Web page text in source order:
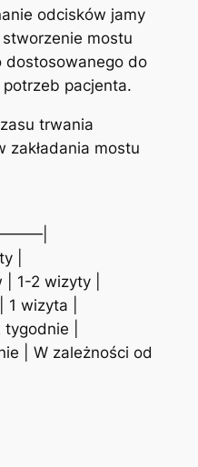
odcisków jamy
mostu
dostosowanego do
pacjenta.
trwania
zakładania mostu
|
| 1-2 wizyty |
1 wizyta |
|
| W zależności od